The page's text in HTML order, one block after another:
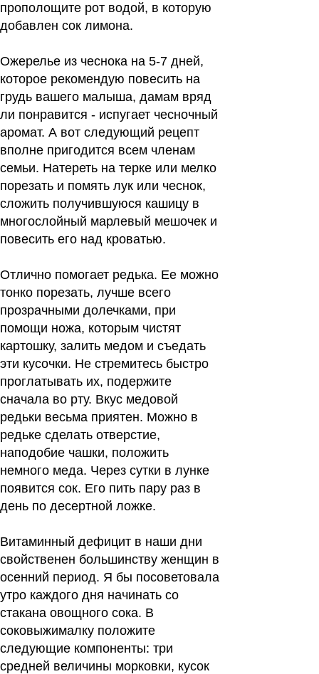
прополощите рот водой, в которую
добавлен сок лимона.
Ожерелье из чеснока на 5-7 дней,
которое рекомендую повесить на
грудь вашего малыша, дамам вряд
ли понравится - испугает чесночный
аромат. А вот следующий рецепт
вполне пригодится всем членам
семьи. Натереть на терке или мелко
порезать и помять лук или чеснок,
сложить получившуюся кашицу в
многослойный марлевый мешочек и
повесить его над кроватью.
Отлично помогает редька. Ее можно
тонко порезать, лучше всего
прозрачными долечками, при
помощи ножа, которым чистят
картошку, залить медом и съедать
эти кусочки. Не стремитесь быстро
проглатывать их, подержите
сначала во рту. Вкус медовой
редьки весьма приятен. Можно в
редьке сделать отверстие,
наподобие чашки, положить
немного меда. Через сутки в лунке
появится сок. Его пить пару раз в
день по десертной ложке.
Витаминный дефицит в наши дни
свойственен большинству женщин в
осенний период. Я бы посоветовала
утро каждого дня начинать со
стакана овощного сока. В
соковыжималку положите
следующие компоненты: три
средней величины морковки, кусок